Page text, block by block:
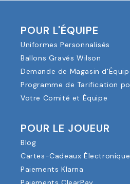
POUR L'ÉQUIPE
Uniformes Personnalisés
Ballons Gravés Wilson
Demande de Magasin
Programme de Tarification
Votre Comité et Équipe
POUR LE JOUEUR
Blog
Cartes-Cadeaux
Paiements Klarna